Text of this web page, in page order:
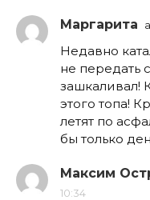
Маргарита
Недавно
не передать
зашкаливал!
этого топа!
летят по
бы только
Максим
10:34